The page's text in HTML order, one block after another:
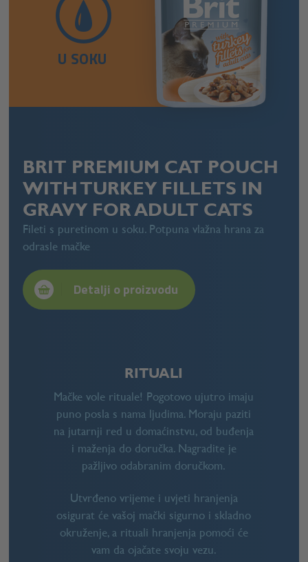
U SOKU
BRIT PREMIUM CAT POUCH
WITH TURKEY FILLETS IN
GRAVY FOR ADULT CATS
Fileti s puretinom u soku. Potpuna vlažna hrana za
odrasle mačke
Detalji o proizvodu
RITUALI
Mačke vole rituale! Pogotovo ujutro imaju
puno posla s nama ljudima. Moraju paziti
na jutarnji red u domaćinstvu, od buđenja
i maženja do doručka. Nagradite je
pažljivo odabranim doručkom.
Utvrđeno vrijeme i uvjeti hranjenja
osigurat će vašoj mački sigurno i skladno
okruženje, a rituali hranjenja pomoći će
vam da ojačate svoju vezu.